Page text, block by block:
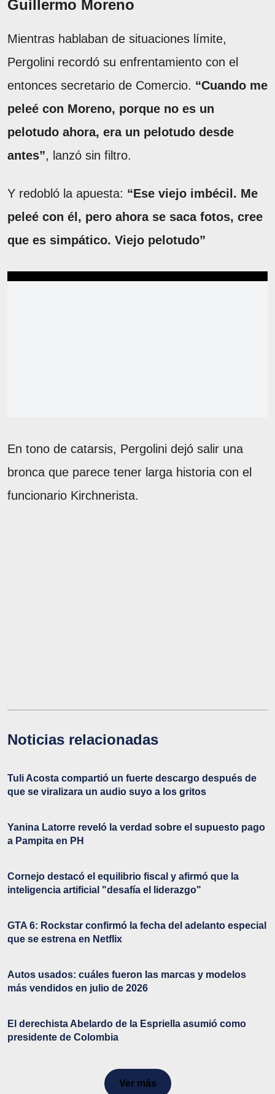
Guillermo Moreno
Mientras hablaban de situaciones límite,
Pergolini recordó su enfrentamiento con el
entonces secretario de Comercio. “Cuando me
peleé con Moreno, porque no es un
pelotudo ahora, era un pelotudo desde
antes”, lanzó sin filtro.
Y redobló la apuesta: “Ese viejo imbécil. Me
peleé con él, pero ahora se saca fotos, cree
que es simpático. Viejo pelotudo”
En tono de catarsis, Pergolini dejó salir una
bronca que parece tener larga historia con el
funcionario Kirchnerista.
Noticias relacionadas
Tuli Acosta compartió un fuerte descargo después de
que se viralizara un audio suyo a los gritos
Yanina Latorre reveló la verdad sobre el supuesto pago
a Pampita en PH
Cornejo destacó el equilibrio fiscal y afirmó que la
inteligencia artificial "desafía el liderazgo"
GTA 6: Rockstar confirmó la fecha del adelanto especial
que se estrena en Netflix
Autos usados: cuáles fueron las marcas y modelos
más vendidos en julio de 2026
El derechista Abelardo de la Espriella asumió como
presidente de Colombia
Ver más